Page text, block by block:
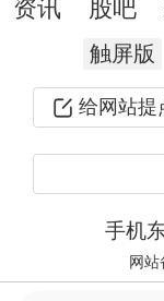
水牛奶的高
核。水牛奶
衡量乳品
固形物，
倍、母乳
白质含量
1.32倍，更
资讯 股吧
触屏版
给网站提
手机
网站